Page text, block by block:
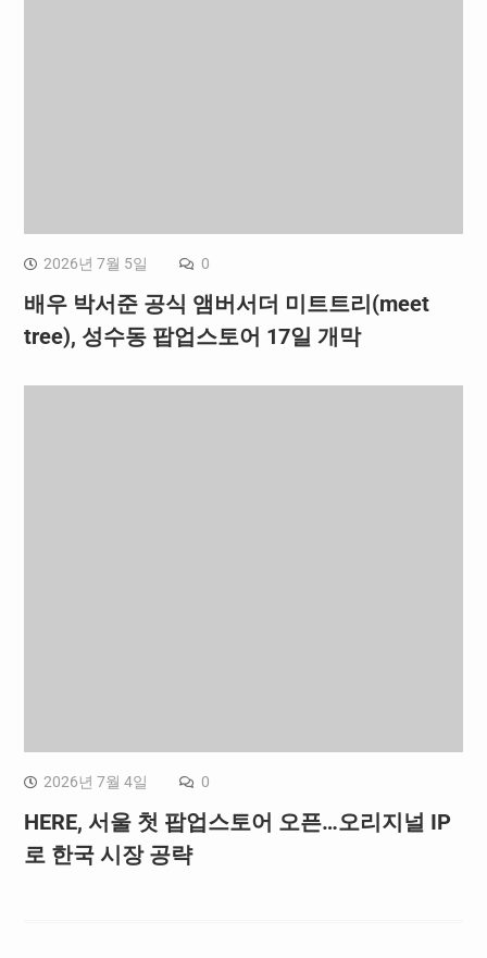
2026년 7월 5일 0
배우 박서준 공식 앰버서더 미트트리(meet
tree), 성수동 팝업스토어 17일 개막
2026년 7월 4일 0
HERE, 서울 첫 팝업스토어 오픈…오리지널 IP
로 한국 시장 공략